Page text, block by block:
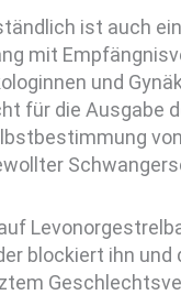
ist auch
mit
und
für die Ausgabe
blockiert ihn